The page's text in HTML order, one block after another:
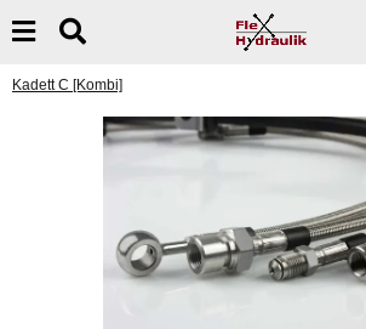
Kadett C [Kombi]